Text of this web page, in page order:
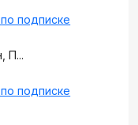
подписке
П...
подписке